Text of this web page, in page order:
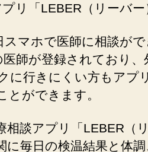
リ「LEBER（リーバ
スマホで医師に相談が
師が登録されており
に⾏きにくい⽅もアプ
とができます。
相談アプリ「LEBER（
に毎⽇の検温結果と体